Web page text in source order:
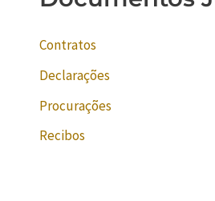
Contratos
Declarações
Procurações
Recibos